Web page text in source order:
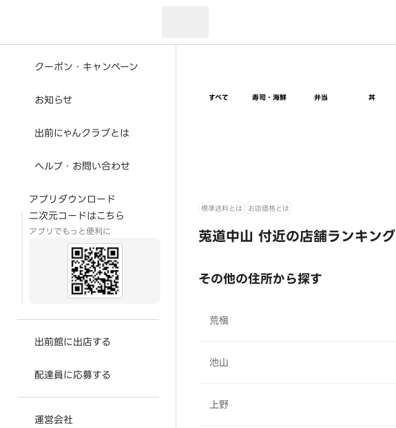
クーポン・キャンペーン
お知らせ
出前にゃんクラブとは
ヘルプ・お問い合わせ
アプリダウンロード
二次元コードはこちら
アプリでもっと便利に
出前館に出店する
配達員に応募する
運営会社
すべて 寿司・海鮮 弁当 丼
標準送料とは お店価格とは
莵道中山 付近の店舗ランキング
その他の住所から探す
荒槇
池山
上野